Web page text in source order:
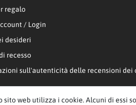
regalo
/ Login
desideri
recesso
sull'autenticità delle recensioni dei
sito web utilizza i cookie. Alcuni di essi